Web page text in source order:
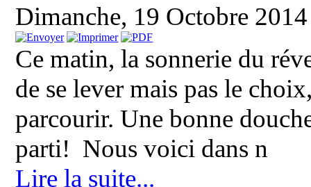
Dimanche, 19 Octobre
Ce matin, la sonnerie du
de se lever mais pas le
parcourir. Une bonne
parti! Nous voici dans n
Lire la suite...